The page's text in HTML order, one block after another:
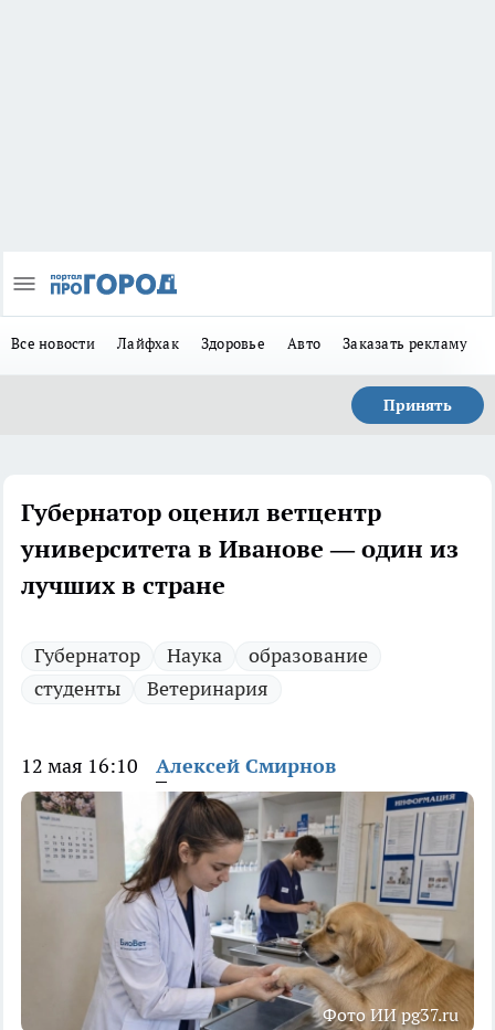
Все новости Лайфхак Здоровье Авто Заказать рекламу
Принять
Губернатор оценил ветцентр
университета в Иванове — один из
лучших в стране
Губернатор Наука
образование
студенты
Ветеринария
12 мая 16:10 Алексей Смирнов
Фото ИИ pg37.ru